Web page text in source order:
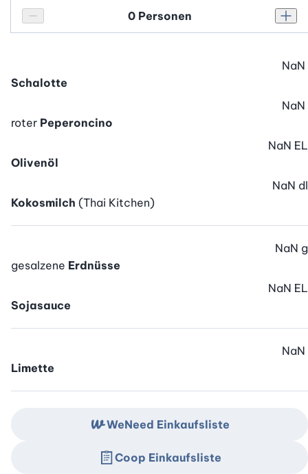
Personenanzahl verringern
Personenanzahl
Schalotte
NaN
roter Peperoncino
NaN
Olivenöl
NaN EL
Kokosmilch (Thai Kitchen)
NaN dl
gesalzene Erdnüsse
NaN g
Sojasauce
NaN EL
Limette
NaN
WeNeed Einkaufsliste
Coop Einkaufsliste